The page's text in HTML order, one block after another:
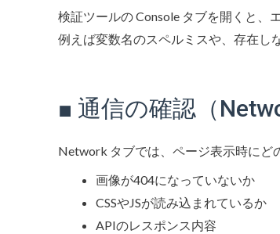
検証ツールの Console タブを開くと、
例えば変数名のスペルミスや、存在し
■ 通信の確認（
Network タブでは、ページ表示時にど
画像が404になっていないか
CSSやJSが読み込まれているか
APIのレスポンス内容